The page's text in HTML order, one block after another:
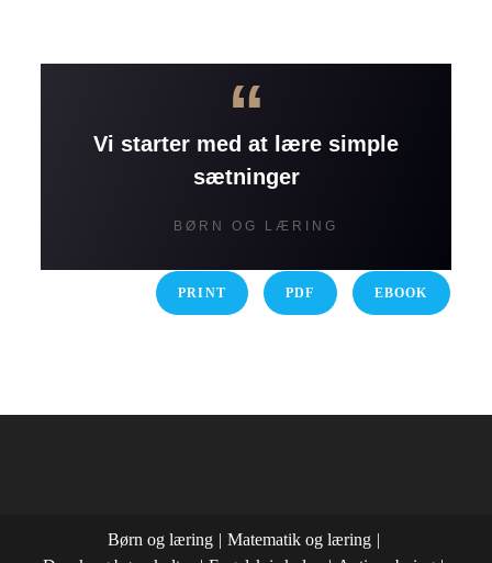
“
Vi starter med at lære simple
sætninger
BØRN OG LÆRING
PRINT PDF EBOOK
Børn og læring
Matematik og læring